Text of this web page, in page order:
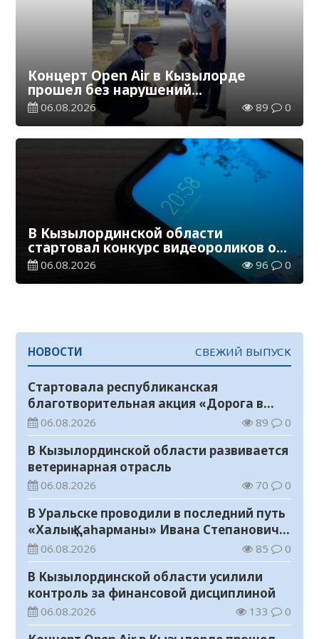
Концерт Open Air в Кызылорде
прошел без нарушений
общественного порядка
06.08.2026 89 0
В Кызылординской области
стартовал конкурс видеороликов о
семейных ценностях и Конституции
06.08.2026 96 0
НОВОСТИ СВЕЖИЙ ВЫПУСК
Стартовала республиканская
благотворительная акция «Дорога в
школу»
06.08.2026 89 0
В Кызылординской области развивается
ветеринарная отрасль
06.08.2026 70 0
В Уральске проводили в последний путь
«Халық Қаһарманы» Ивана Степановича
Гапича
06.08.2026 85 0
В Кызылординской области усилили
контроль за финансовой дисциплиной
06.08.2026 133 0